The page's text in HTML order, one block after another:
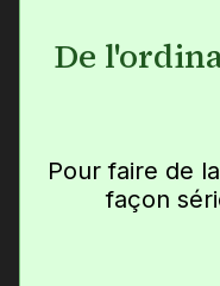
De
Pour faire de
façon